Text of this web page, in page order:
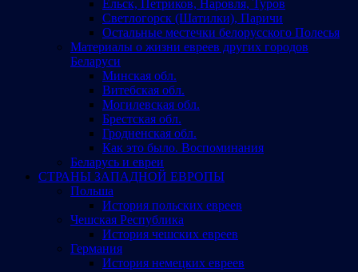
Ельск, Петриков, Наровля, Туров
Светлогорск (Шатилки), Паричи
Остальные местечки белорусского Полесья
Материалы о жизни евреев других городов
Беларуси
Минская обл.
Витебская обл.
Могилевская обл.
Брестская обл.
Гродненская обл.
Как это было. Воспоминания
Беларусь и евреи
СТРАНЫ ЗАПАДНОЙ ЕВРОПЫ
Польша
История польских евреев
Чешская Республика
История чешских евреев
Германия
История немецких евреев